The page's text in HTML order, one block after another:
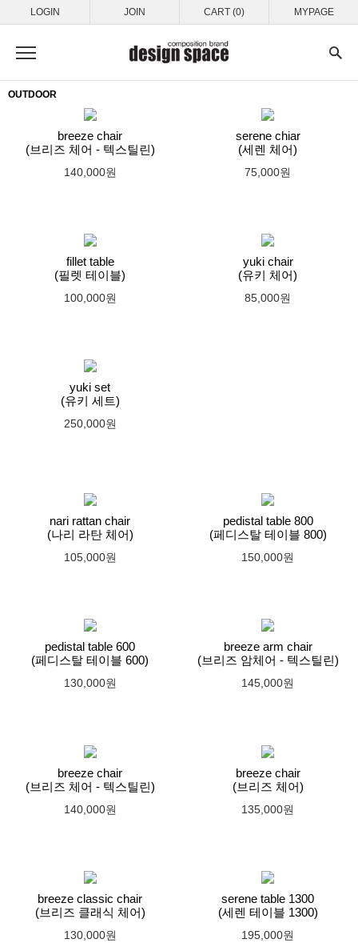
LOGIN JOIN CART (0) MYPAGE
OUTDOOR
breeze chair
(브리즈 체어 - 텍스틸린)
140,000원
serene chiar
(세렌 체어)
75,000원
fillet table
(필렛 테이블)
100,000원
yuki chair
(유키 체어)
85,000원
yuki set
(유키 세트)
250,000원
nari rattan chair
(나리 라탄 체어)
105,000원
pedistal table 800
(페디스탈 테이블 800)
150,000원
pedistal table 600
(페디스탈 테이블 600)
130,000원
breeze arm chair
(브리즈 암체어 - 텍스틸린)
145,000원
breeze chair
(브리즈 체어 - 텍스틸린)
140,000원
breeze chair
(브리즈 체어)
135,000원
breeze classic chair
(브리즈 클래식 체어)
130,000원
serene table 1300
(세렌 테이블 1300)
195,000원